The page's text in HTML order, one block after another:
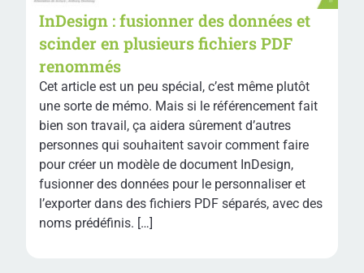
InDesign : fusionner des données et
scinder en plusieurs fichiers PDF
renommés
Cet article est un peu spécial, c’est même plutôt
une sorte de mémo. Mais si le référencement fait
bien son travail, ça aidera sûrement d’autres
personnes qui souhaitent savoir comment faire
pour créer un modèle de document InDesign,
fusionner des données pour le personnaliser et
l’exporter dans des fichiers PDF séparés, avec des
noms prédéfinis. […]